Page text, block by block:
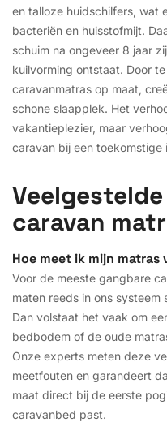
en talloze huidschilfers, wat
bacteriën en huisstofmijt.
schuim na ongeveer 8 jaar
kuilvorming ontstaat. Door
caravanmatras op maat,
schone slaapplek. Het
vakantieplezier, maar
caravan bij een toekomstige
caravan
Hoe meet ik mijn matras
Voor de meeste gangbare
maten reeds in ons systeem
Dan volstaat het vaak om
bedbodem of de oude
Onze experts meten deze
meetfouten en garandeert
maat direct bij de eerste
caravanbed past.